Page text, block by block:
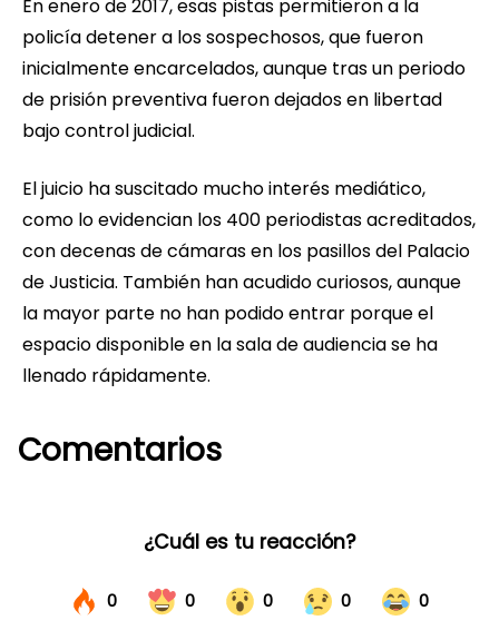
En enero de 2017, esas pistas permitieron a la
policía detener a los sospechosos, que fueron
inicialmente encarcelados, aunque tras un periodo
de prisión preventiva fueron dejados en libertad
bajo control judicial.
El juicio ha suscitado mucho interés mediático,
como lo evidencian los 400 periodistas acreditados,
con decenas de cámaras en los pasillos del Palacio
de Justicia. También han acudido curiosos, aunque
la mayor parte no han podido entrar porque el
espacio disponible en la sala de audiencia se ha
llenado rápidamente.
Comentarios